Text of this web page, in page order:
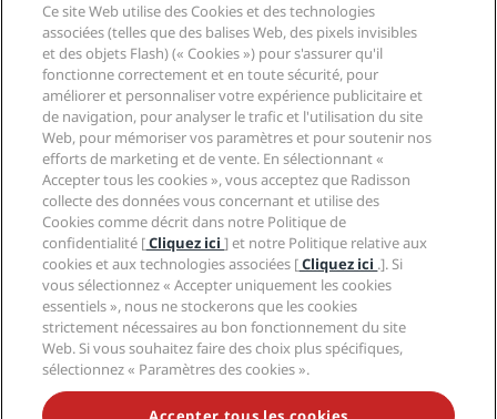
Nouveaux et futurs hôtels
Application Radisson Hotels
Hôtels adaptés aux sportifs
Hôtels adaptés aux Familles
Santé et sécurité
Radisson Hotel Group
Médias
Carrières RHG
Carrières PPHE
Carrières EHL
The Club by RHG
Opportunités de développement
Entreprise responsable
Approvisionnement
Légal
Centre de confidentialité
Mentions légales
Conditions générales Radisson Rewards
Contrat d’utilisation du site
Accessibilité numérique
Déclaration sur l’esclavage moderne
Aide
Avis aux consommateurs
Contact
FAQ
Plan du site
Médias sociaux
Marques Radisson Hotels
NE MANQUEZ AUCUNE DE NOS OFFRES LES PLUS
POPULAIRES
Ce site Web utilise des Cookies et des technologies
associées (telles que des balises Web, des pixels invisibles
et des objets Flash) (« Cookies ») pour s'assurer qu'il
fonctionne correctement et en toute sécurité, pour
améliorer et personnaliser votre expérience publicitaire et
de navigation, pour analyser le trafic et l'utilisation du site
Web, pour mémoriser vos paramètres et pour soutenir nos
efforts de marketing et de vente. En sélectionnant «
Accepter tous les cookies », vous acceptez que Radisson
collecte des données vous concernant et utilise des
Cookies comme décrit dans notre Politique de
confidentialité [Cliquez ici] et notre Politique relative aux
cookies et aux technologies associées [Cliquez ici .]. Si
vous sélectionnez « Accepter uniquement les cookies
essentiels », nous ne stockerons que les cookies
strictement nécessaires au bon fonctionnement du site
Web. Si vous souhaitez faire des choix plus spécifiques,
sélectionnez « Paramètres des cookies ».